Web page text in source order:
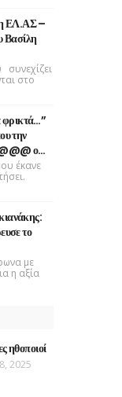
ΕΛ.ΑΣ –
Βασίλη
στο
την
ο…
έκανε
το
με
η αξία
ηθοποιοί
2025